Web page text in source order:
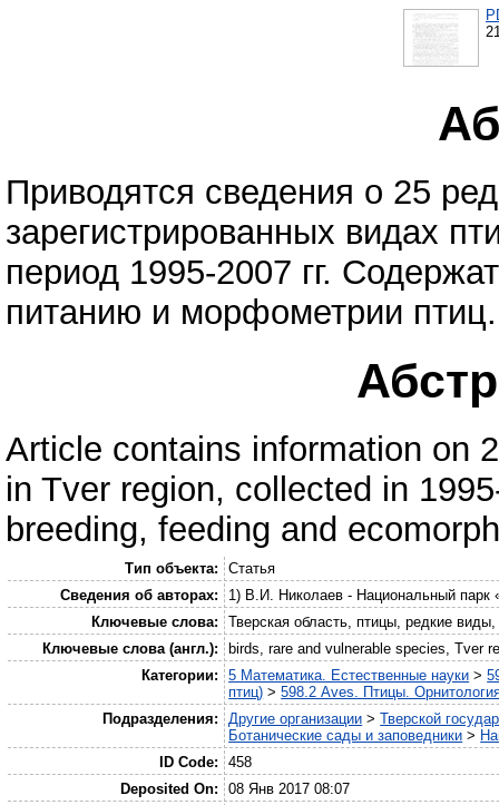
Приводятся сведения о 25
зарегистрированных видах
период 1995-2007 гг.
питанию и морфометрии птиц.
Article contains information on
in Tver region, collected in
breeding, feeding and
Тип объекта:
Статья
Сведения об авторах:
1) В.И. Николаев - Национальный парк
Ключевые слова:
Тверская область, птицы, редкие
Ключевые слова (англ.):
birds, rare and vulnerable species, Tver
Категории:
5 Математика. Естественные науки >
птиц) >598.2 Aves. Птицы.
Подразделения:
Другие организации >Тверской
Ботанические сады и заповедники >
ID Code:
458
Deposited On:
08 Янв 2017 08:07